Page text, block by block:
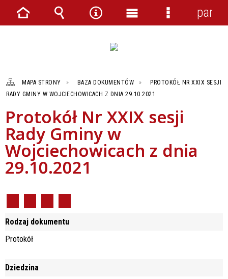
MAPA STRONY BAZA DOKUMENTÓW
PROTOKÓŁ NR XXIX SESJI
RADY GMINY W WOJCIECHOWICACH Z DNIA 29.10.2021
Protokół Nr XXIX sesji
Rady Gminy w
Wojciechowicach z dnia
29.10.2021
Rodzaj dokumentu
Protokół
Dziedzina
Strona Wyszukiwarka
NarzędziaMenu
Menu
panel